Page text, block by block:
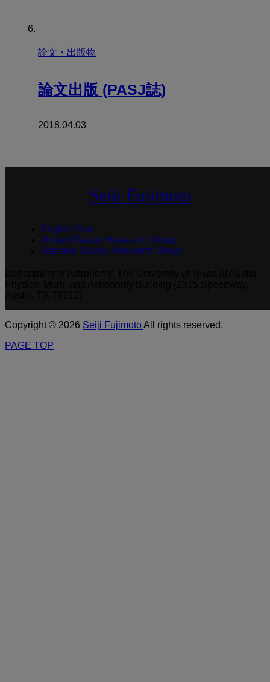
論文・出版物
論文出版 (PASJ誌)
2018.04.03
Seiji Fujimoto
English Site
Distant Galaxy Research Group
Massive Galaxy Research Group
Copyright © 2026 Seiji FujimotoAll rights reserved.
PAGE TOP